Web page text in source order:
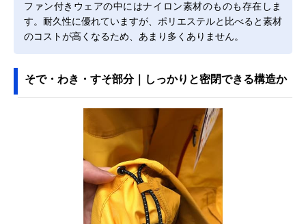
ファン付きウェアの中にはナイロン素材のものも存在しま
す。耐久性に優れていますが、ポリエステルと比べると素材
のコストが高くなるため、あまり多くありません。
そで・わき・すそ部分｜しっかりと密閉できる構造か